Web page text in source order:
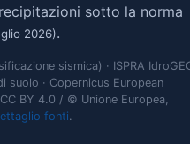
sotto la norma
2026).
sismica) · ISPRA
suolo · Copernicus European
BY 4.0 / © Unione Europea,
fonti.